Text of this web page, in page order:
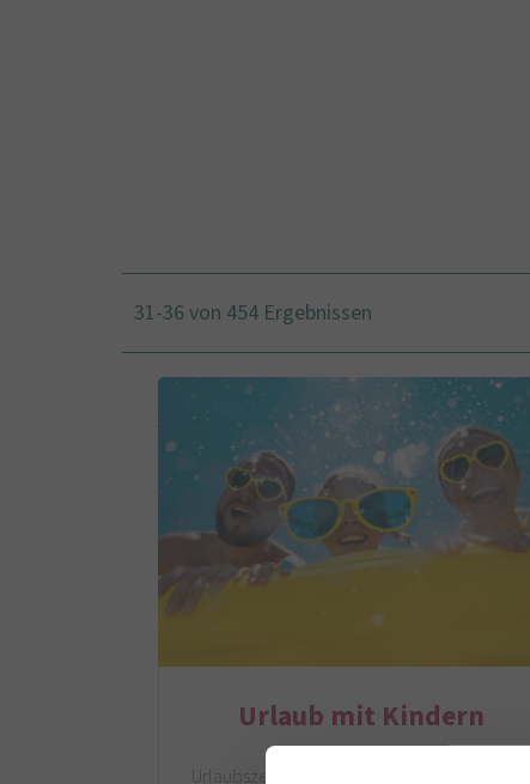
31-36 von 454 Ergebnissen
Urlaub mit Kindern
Urlaubszeit! So schön die gemeinsame Zeit